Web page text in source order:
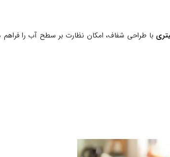
با طراحی شفاف، امکان نظارت بر سطح آب را